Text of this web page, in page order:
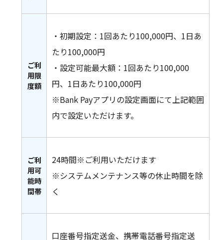
ご利
用限
度額
・初期設定：1回あたり100,000円、1日あ
たり100,000円
・設定可能最大額：1回あたり100,000
円、1日あたり100,000円
※Bank Payアプリの設定画面にて上記範囲
内で設定いただけます。
ご利
用可
能時
間帯
24時間※ご利用いただけます
※システムメンテナンス等の休止時間を除
く
口座番号指定送金、携帯電話番号指定送